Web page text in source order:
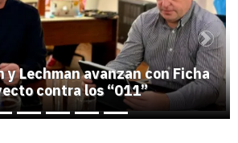
y Lechman avanzan con Ficha
contra los “011”
Next